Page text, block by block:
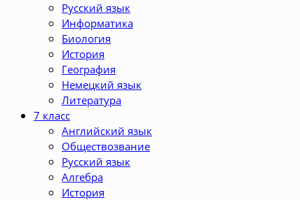
Русский язык
Информатика
Биология
История
География
Немецкий язык
Литература
7 класс
Английский язык
Обществозвание
Русский язык
Алгебра
История